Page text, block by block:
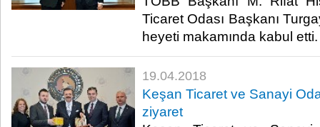
Ticaret Odası Başkanı
heyeti makamında kabul etti.​
19.04.2018
Keşan Ticaret ve Sanayi
ziyaret